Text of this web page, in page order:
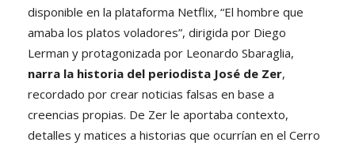
disponible en la plataforma Netflix, “El hombre que
amaba los platos voladores”, dirigida por Diego
Lerman y protagonizada por Leonardo Sbaraglia,
narra la historia del periodista José de Zer,
recordado por crear noticias falsas en base a
creencias propias. De Zer le aportaba contexto,
detalles y matices a historias que ocurrían en el Cerro